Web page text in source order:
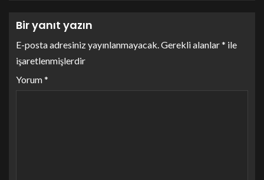
Bir yanıt yazın
E-posta adresiniz yayınlanmayacak. Gerekli alanlar* ile
işaretlenmişlerdir
Yorum*